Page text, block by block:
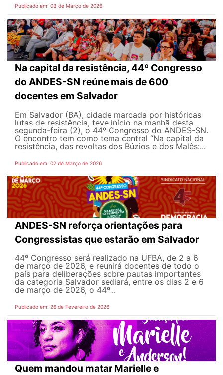
Publicado em: 03 de Março de 2026
Na capital da resistência, 44º Congresso
do ANDES-SN reúne mais de 600
docentes em Salvador
Em Salvador (BA), cidade marcada por históricas
lutas de resistência, teve início na manhã desta
segunda-feira (2), o 44º Congresso do ANDES-SN.
O encontro tem como tema central “Na capital da
resistência, das revoltas dos Búzios e dos Malês:...
Publicado em: 02 de Março de 2026
ANDES-SN reforça orientações para
Congressistas que estarão em Salvador
44º Congresso será realizado na UFBA, de 2 a 6
de março de 2026, e reunirá docentes de todo o
país para deliberações sobre pautas importantes
da categoria Salvador sediará, entre os dias 2 e 6
de março de 2026, o 44º...
Publicado em: 26 de Fevereiro de 2026
Quem mandou matar Marielle e